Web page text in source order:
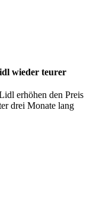
wieder teurer
erhöhen den Preis
drei Monate lang